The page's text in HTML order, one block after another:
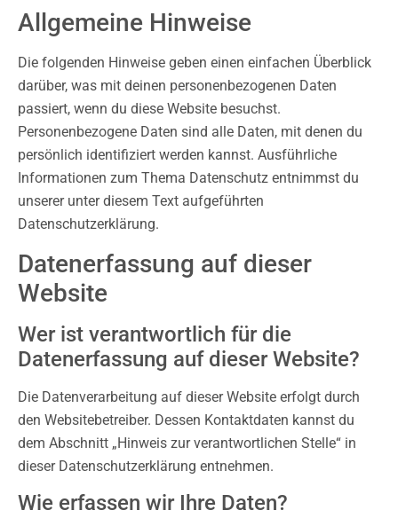
Allgemeine Hinweise
Die folgenden Hinweise geben einen einfachen Überblick
darüber, was mit deinen personenbezogenen Daten
passiert, wenn du diese Website besuchst.
Personenbezogene Daten sind alle Daten, mit denen du
persönlich identifiziert werden kannst. Ausführliche
Informationen zum Thema Datenschutz entnimmst du
unserer unter diesem Text aufgeführten
Datenschutzerklärung.
Datenerfassung auf dieser
Website
Wer ist verantwortlich für die
Datenerfassung auf dieser Website?
Die Datenverarbeitung auf dieser Website erfolgt durch
den Websitebetreiber. Dessen Kontaktdaten kannst du
dem Abschnitt „Hinweis zur verantwortlichen Stelle“ in
dieser Datenschutzerklärung entnehmen.
Wie erfassen wir Ihre Daten?